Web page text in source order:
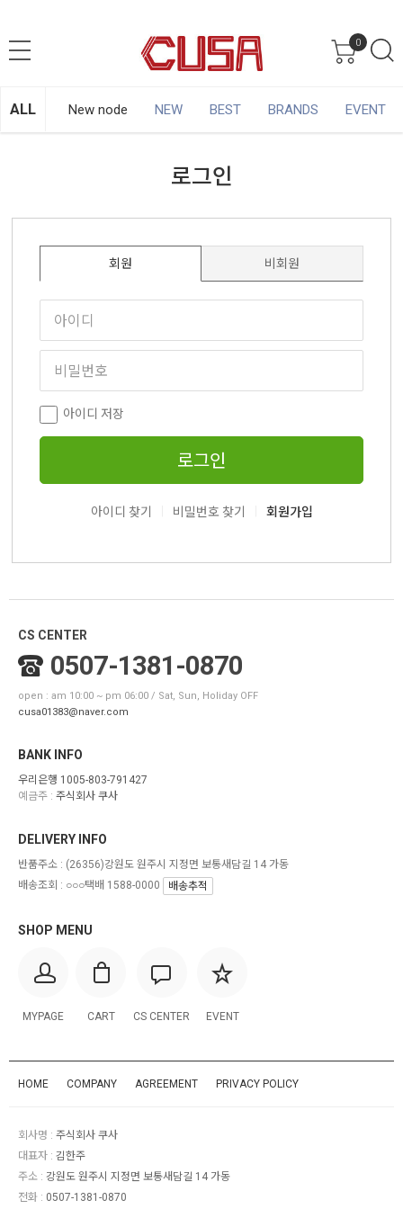
0
ALL New node NEW BEST BRANDS EVENT
로그인
회원 비회원
아이디 저장
로그인
아이디 찾기 비밀번호 찾기 회원가입
CS CENTER
0507-1381-0870
open : am 10:00 ~ pm 06:00 / Sat, Sun, Holiday OFF
cusa01383@naver.com
BANK INFO
우리은행 1005-803-791427
예금주 : 주식회사 쿠사
SHOP MENU
MYPAGE CART CS CENTER EVENT
DELIVERY INFO
반품주소 : (26356)강원도 원주시 지정면 보통새담길 14 가동
배송조회 : ○○○택배 1588-0000
배송추적
HOME COMPANY AGREEMENT PRIVACY POLICY
회사명 : 주식회사 쿠사
대표자 : 김한주
주소 : 강원도 원주시 지정면 보통새담길 14 가동
전화 : 0507-1381-0870